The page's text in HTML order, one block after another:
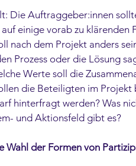
Die Auftraggeber:innen
einige vorab zu klärenden
nach dem Projekt anders
Prozess oder die Lösung
Werte soll die
die Beteiligten im
hinterfragt werden? Was
und Aktionsfeld gibt es?
Wahl der Formen von